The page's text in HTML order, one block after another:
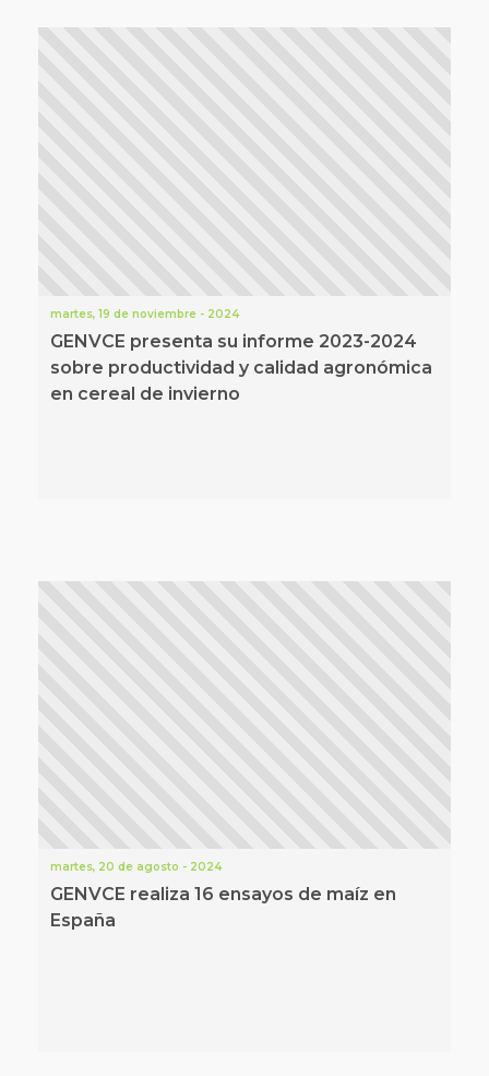
martes, 19 de noviembre - 2024
GENVCE presenta su informe 2023-2024
sobre productividad y calidad agronómica
en cereal de invierno
martes, 20 de agosto - 2024
GENVCE realiza 16 ensayos de maíz en
España